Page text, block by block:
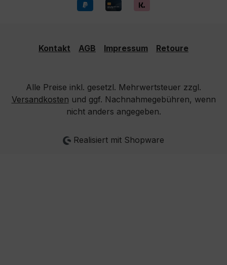
Kontakt AGB Impressum Retoure
Alle Preise inkl. gesetzl. Mehrwertsteuer zzgl.
Versandkosten und ggf. Nachnahmegebühren, wenn
nicht anders angegeben.
Realisiert mit Shopware